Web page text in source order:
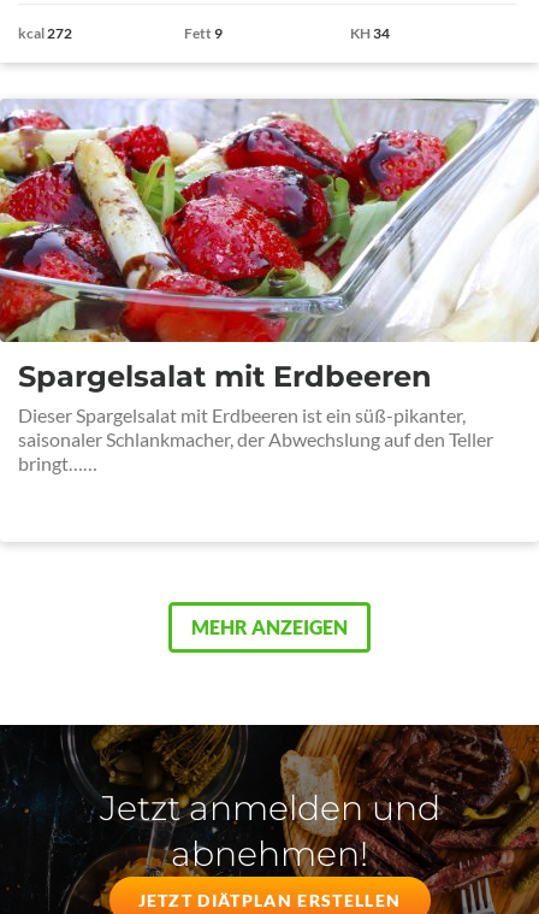
kcal 272 Fett9 KH34
Spargelsalat mit Erdbeeren
Dieser Spargelsalat mit Erdbeeren ist ein süß-pikanter,
saisonaler Schlankmacher, der Abwechslung auf den Teller
bringt……
MEHR ANZEIGEN
Jetzt anmelden und
abnehmen!
JETZT DIÄTPLAN ERSTELLEN